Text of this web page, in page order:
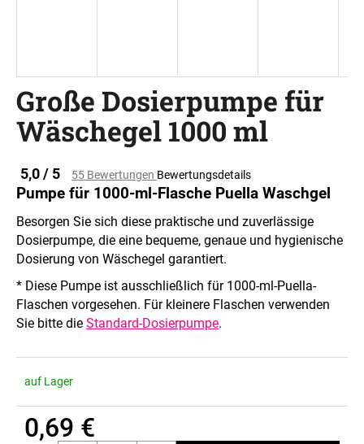
Große Dosierpumpe für
Wäschegel 1000 ml
Die
durchschnittliche
Produktbewertung
ist
0,0
von
5
Sternen.
5,0 / 5 55 Bewertungen Bewertungsdetails
Pumpe für 1000-ml-Flasche Puella Waschgel
Besorgen Sie sich diese praktische und zuverlässige
Dosierpumpe, die eine bequeme, genaue und hygienische
Dosierung von Wäschegel garantiert.
* Diese Pumpe ist ausschließlich für 1000-ml-Puella-
Flaschen vorgesehen. Für kleinere Flaschen verwenden
Sie bitte die Standard-Dosierpumpe.
auf Lager
0,69 €
W
r
e
m
p
f
e
h
l
e
n